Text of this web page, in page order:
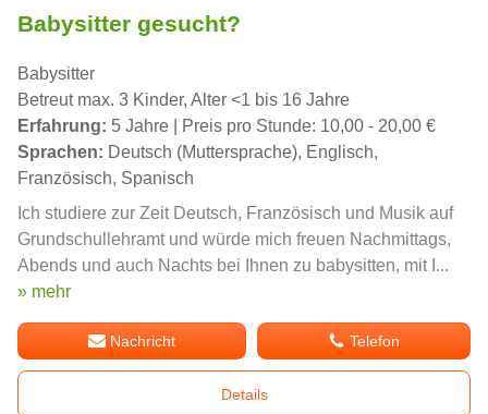
Babysitter gesucht?
Babysitter
Betreut max. 3 Kinder, Alter <1 bis 16 Jahre
Erfahrung: 5 Jahre | Preis pro Stunde: 10,00 - 20,00 €
Sprachen: Deutsch (Muttersprache), Englisch,
Französisch, Spanisch
Ich studiere zur Zeit Deutsch, Französisch und Musik auf
Grundschullehramt und würde mich freuen Nachmittags,
Abends und auch Nachts bei Ihnen zu babysitten, mit I...
» mehr
Nachricht Telefon
Details